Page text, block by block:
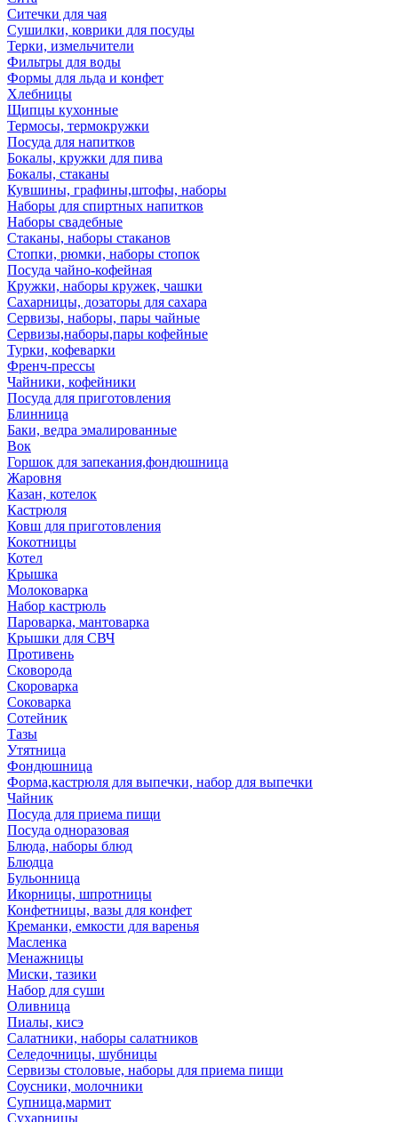
Ситечки для чая
Сушилки, коврики для посуды
Терки, измельчители
Фильтры для воды
Формы для льда и конфет
Хлебницы
Щипцы кухонные
Термосы, термокружки
Посуда для напитков
Бокалы, кружки для пива
Бокалы, стаканы
Кувшины, графины,штофы, наборы
Наборы для спиртных напитков
Наборы свадебные
Стаканы, наборы стаканов
Стопки, рюмки, наборы стопок
Посуда чайно-кофейная
Кружки, наборы кружек, чашки
Сахарницы, дозаторы для сахара
Сервизы, наборы, пары чайные
Сервизы,наборы,пары кофейные
Турки, кофеварки
Френч-прессы
Чайники, кофейники
Посуда для приготовления
Блинница
Баки, ведра эмалированные
Вок
Горшок для запекания,фондюшница
Жаровня
Казан, котелок
Кастрюля
Ковш для приготовления
Кокотницы
Котел
Крышка
Молоковарка
Набор кастрюль
Пароварка, мантоварка
Крышки для СВЧ
Противень
Сковорода
Скороварка
Соковарка
Сотейник
Тазы
Утятница
Фондюшница
Форма,кастрюля для выпечки, набор для выпечки
Чайник
Посуда для приема пищи
Посуда одноразовая
Блюда, наборы блюд
Блюдца
Бульонница
Икорницы, шпротницы
Конфетницы, вазы для конфет
Креманки, емкости для варенья
Масленка
Менажницы
Миски, тазики
Набор для суши
Оливница
Пиалы, кисэ
Салатники, наборы салатников
Селедочницы, шубницы
Сервизы столовые, наборы для приема пищи
Соусники, молочники
Супница,мармит
Сухарницы